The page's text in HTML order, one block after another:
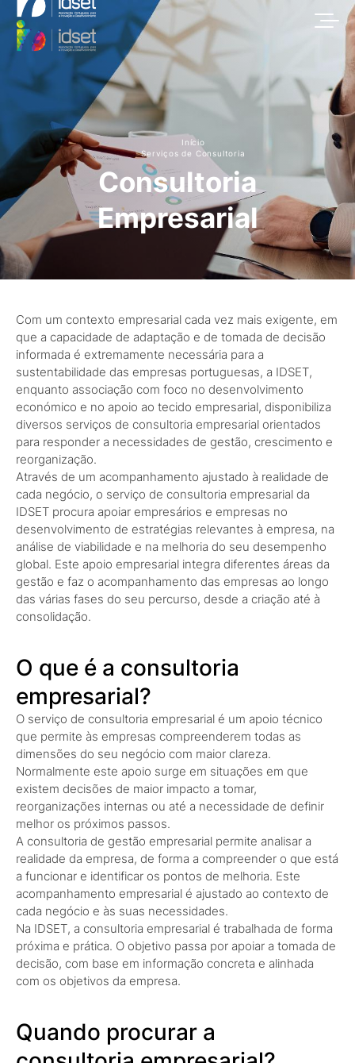
Início
Serviços de Consultoria
Consultoria
Empresarial
Com um contexto empresarial cada vez mais exigente, em
que a capacidade de adaptação e de tomada de decisão
informada é extremamente necessária para a
sustentabilidade das empresas portuguesas, a IDSET,
enquanto associação com foco no desenvolvimento
económico e no apoio ao tecido empresarial, disponibiliza
diversos serviços de consultoria empresarial orientados
para responder a necessidades de gestão, crescimento e
reorganização.
Através de um acompanhamento ajustado à realidade de
cada negócio, o serviço de consultoria empresarial da
IDSET procura apoiar empresários e empresas no
desenvolvimento de estratégias relevantes à empresa, na
análise de viabilidade e na melhoria do seu desempenho
global. Este apoio empresarial integra diferentes áreas da
gestão e faz o acompanhamento das empresas ao longo
das várias fases do seu percurso, desde a criação até à
consolidação.
O que é a consultoria
empresarial?
O serviço de consultoria empresarial é um apoio técnico
que permite às empresas compreenderem todas as
dimensões do seu negócio com maior clareza.
Normalmente este apoio surge em situações em que
existem decisões de maior impacto a tomar,
reorganizações internas ou até a necessidade de definir
melhor os próximos passos.
A consultoria de gestão empresarial permite analisar a
realidade da empresa, de forma a compreender o que está
a funcionar e identificar os pontos de melhoria. Este
acompanhamento empresarial é ajustado ao contexto de
cada negócio e às suas necessidades.
Na IDSET, a consultoria empresarial é trabalhada de forma
próxima e prática. O objetivo passa por apoiar a tomada de
decisão, com base em informação concreta e alinhada
com os objetivos da empresa.
Quando procurar a